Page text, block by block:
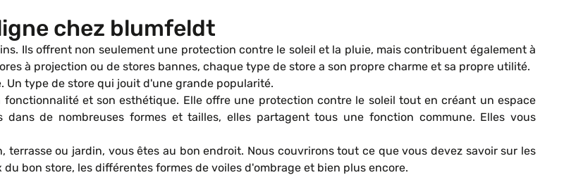
chez blumfeldt
Ils offrent non seulement une protection contre le soleil et la pluie, mais contribuent également à
à projection ou de stores bannes, chaque type de store a son propre charme et sa propre utilité.
Un type de store qui jouit d'une grande popularité.
et son esthétique. Elle offre une protection contre le soleil tout en créant un espace
de nombreuses formes et tailles, elles partagent tous une fonction commune. Elles vous
ou jardin, vous êtes au bon endroit. Nous couvrirons tout ce que vous devez savoir sur les
bon store, les différentes formes de voiles d'ombrage et bien plus encore.